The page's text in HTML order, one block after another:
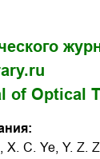
of Optical
X. C. Ye, Y. Z.